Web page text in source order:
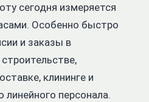
сегодня измеряется
Особенно быстро
и заказы в
клининге и
линейного персонала.